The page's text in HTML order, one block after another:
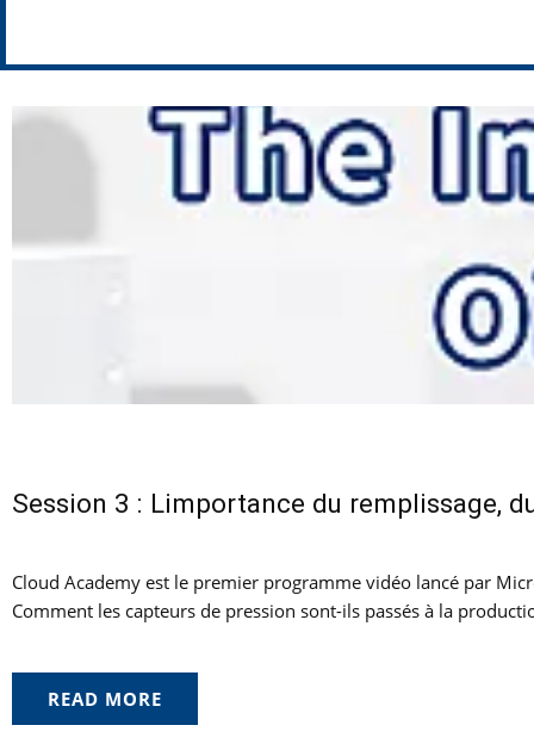
Session 3 : Limportance du remplissage,
Cloud Academy est le premier programme vidéo lancé par
Comment les capteurs de pression sont-ils passés à la
READ MORE